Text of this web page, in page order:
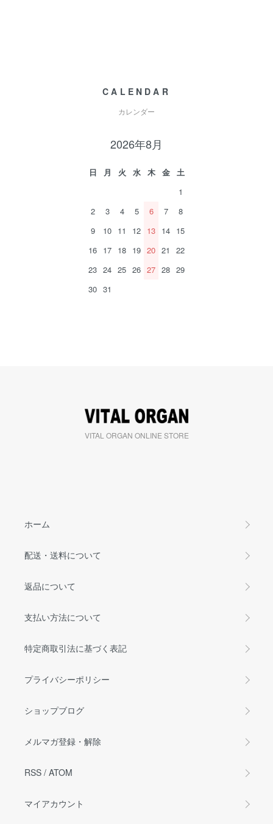
CALENDAR
カレンダー
2026年8月
日 月 火 水 木 金
土
1
2
3 4 5 6 7
8
9
10 11 12 13 14 15
16 17 18 19 20 21
22
23 24 25 26 27 28 29
30 31
VITAL ORGAN ONLINE STORE
ホーム
配送・送料について
返品について
支払い方法について
特定商取引法に基づく表記
プライバシーポリシー
ショップブログ
メルマガ登録・解除
RSS / ATOM
マイアカウント